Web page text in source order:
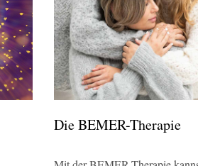
Die BEMER-Therapie